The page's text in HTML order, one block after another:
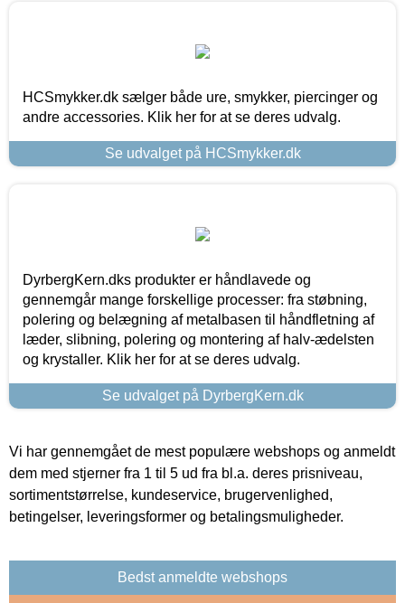
HCSmykker.dk sælger både ure, smykker, piercinger og
andre accessories. Klik her for at se deres udvalg.
Se udvalget på HCSmykker.dk
DyrbergKern.dks produkter er håndlavede og
gennemgår mange forskellige processer: fra støbning,
polering og belægning af metalbasen til håndfletning af
læder, slibning, polering og montering af halv-ædelsten
og krystaller. Klik her for at se deres udvalg.
Se udvalget på DyrbergKern.dk
Vi har gennemgået de mest populære webshops og anmeldt
dem med stjerner fra 1 til 5 ud fra bl.a. deres prisniveau,
sortimentstørrelse, kundeservice, brugervenlighed,
betingelser, leveringsformer og betalingsmuligheder.
Bedst anmeldte webshops